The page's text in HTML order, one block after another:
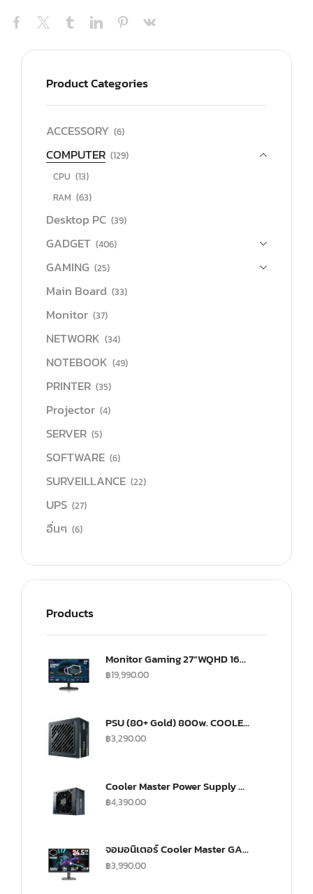
Product Categories
ACCESSORY (6)
COMPUTER (129)
CPU (13)
RAM (63)
Desktop PC (39)
GADGET (406)
GAMING (25)
Main Board (33)
Monitor (37)
NETWORK (34)
NOTEBOOK (49)
PRINTER (35)
Projector (4)
SERVER (5)
SOFTWARE (6)
SURVEILLANCE (22)
UPS (27)
อื่นๆ (6)
Products
Monitor Gaming 27”WQHD 165Hz ultra-IPS Monitor(US) (CMI-GP27-FQS-US)
฿19,990.00
PSU (80+ Gold) 800w. COOLER MASTER G800 (MPW-8001-ACAAG)
฿3,290.00
Cooler Master Power Supply V SFX 750Watt Fully Modular A/EU Cable Gold
฿4,390.00
จอมอนิเตอร์ Cooler Master GA2501 Gaming Monitor (IPS 100Hz)
฿3,990.00